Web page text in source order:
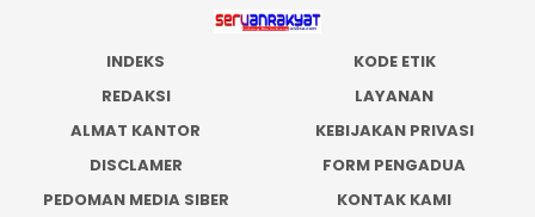
INDEKS
KODE ETIK
REDAKSI
LAYANAN
ALMAT KANTOR
KEBIJAKAN PRIVASI
DISCLAMER
FORM PENGADUA
PEDOMAN MEDIA SIBER
KONTAK KAMI